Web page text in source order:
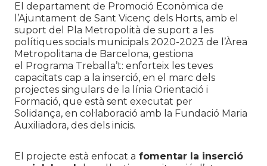
El departament de Promoció Econòmica de
l’Ajuntament de Sant Vicenç dels Horts, amb el
suport del Pla Metropolità de suport a les
polítiques socials municipals 2020-2023 de l’Àrea
Metropolitana de Barcelona, gestiona
el Programa Treballa’t: enforteix les teves
capacitats cap a la inserció, en el marc dels
projectes singulars de la línia Orientació i
Formació, que està sent executat per
Solidança, en col·laboració amb la Fundació Maria
Auxiliadora, des dels inicis.
El projecte està enfocat a fomentar la inserció